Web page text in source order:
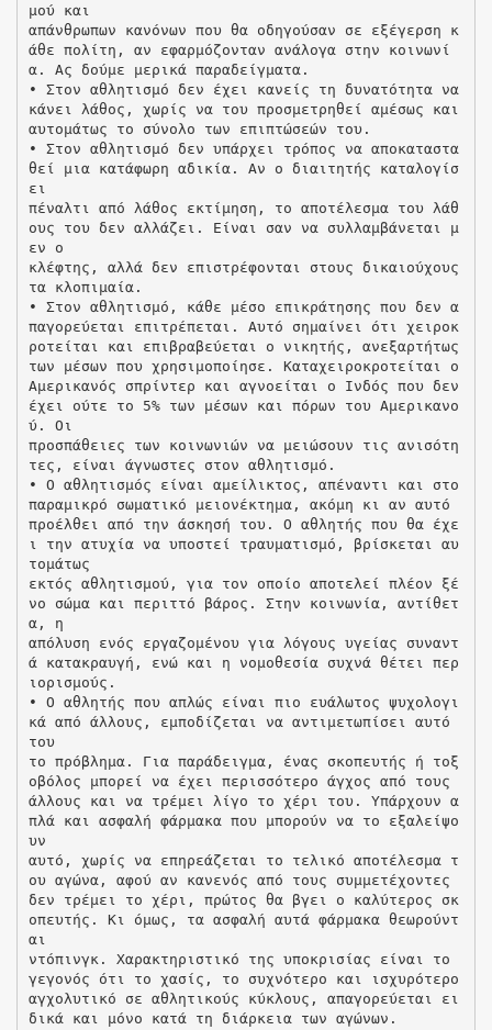
μού και
απάνθρωπων κανόνων που θα οδηγούσαν σε εξέγερση κ
άθε πολίτη, αν εφαρμόζονταν ανάλογα στην κοινωνί
α. Ας δούμε μερικά παραδείγματα.
• Στον αθλητισμό δεν έχει κανείς τη δυνατότητα να
κάνει λάθος, χωρίς να του προσμετρηθεί αμέσως και
αυτομάτως το σύνολο των επιπτώσεών του.
• Στον αθλητισμό δεν υπάρχει τρόπος να αποκαταστα
θεί μια κατάφωρη αδικία. Αν ο διαιτητής καταλογίσ
ει
πέναλτι από λάθος εκτίμηση, το αποτέλεσμα του λάθ
ους του δεν αλλάζει. Είναι σαν να συλλαμβάνεται μ
εν ο
κλέφτης, αλλά δεν επιστρέφονται στους δικαιούχους
τα κλοπιμαία.
• Στον αθλητισμό, κάθε μέσο επικράτησης που δεν α
παγορεύεται επιτρέπεται. Αυτό σημαίνει ότι χειροκ
ροτείται και επιβραβεύεται ο νικητής, ανεξαρτήτως
των μέσων που χρησιμοποίησε. Καταχειροκροτείται ο
Αμερικανός σπρίντερ και αγνοείται ο Ινδός που δεν
έχει ούτε το 5% των μέσων και πόρων του Αμερικανο
ύ. Οι
προσπάθειες των κοινωνιών να μειώσουν τις ανισότη
τες, είναι άγνωστες στον αθλητισμό.
• Ο αθλητισμός είναι αμείλικτος, απέναντι και στο
παραμικρό σωματικό μειονέκτημα, ακόμη κι αν αυτό
προέλθει από την άσκησή του. Ο αθλητής που θα έχε
ι την ατυχία να υποστεί τραυματισμό, βρίσκεται αυ
τομάτως
εκτός αθλητισμού, για τον οποίο αποτελεί πλέον ξέ
νο σώμα και περιττό βάρος. Στην κοινωνία, αντίθετ
α, η
απόλυση ενός εργαζομένου για λόγους υγείας συναντ
ά κατακραυγή, ενώ και η νομοθεσία συχνά θέτει περ
ιορισμούς.
• Ο αθλητής που απλώς είναι πιο ευάλωτος ψυχολογι
κά από άλλους, εμποδίζεται να αντιμετωπίσει αυτό
του
το πρόβλημα. Για παράδειγμα, ένας σκοπευτής ή τοξ
οβόλος μπορεί να έχει περισσότερο άγχος από τους
άλλους και να τρέμει λίγο το χέρι του. Υπάρχουν α
πλά και ασφαλή φάρμακα που μπορούν να το εξαλείψο
υν
αυτό, χωρίς να επηρεάζεται το τελικό αποτέλεσμα τ
ου αγώνα, αφού αν κανενός από τους συμμετέχοντες
δεν τρέμει το χέρι, πρώτος θα βγει ο καλύτερος σκ
οπευτής. Κι όμως, τα ασφαλή αυτά φάρμακα θεωρούντ
αι
ντόπινγκ. Χαρακτηριστικό της υποκρισίας είναι το
γεγονός ότι το χασίς, το συχνότερο και ισχυρότερο
αγχολυτικό σε αθλητικούς κύκλους, απαγορεύεται ει
δικά και μόνο κατά τη διάρκεια των αγώνων.